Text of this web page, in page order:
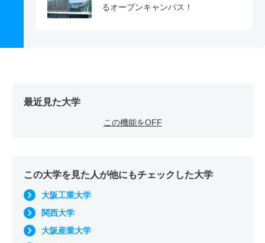
るオープンキャンパス！
最近見た大学
この機能をOFF
この大学を見た人が他にもチェックした大学
大阪工業大学
関西大学
大阪産業大学